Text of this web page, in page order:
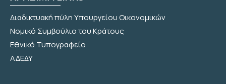
Διαδικτυακή πύλη Υπουργείου Οικονομικών
Νομικό Συμβούλιο του Κράτους
Εθνικό Τυπογραφείο
ΑΔΕΔΥ